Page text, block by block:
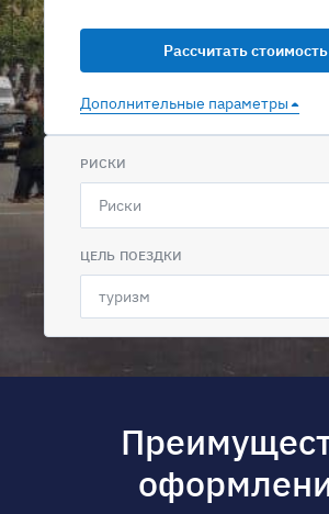
Дополнительные параметры
РИСКИ
Риски
ЦЕЛЬ ПОЕЗДКИ